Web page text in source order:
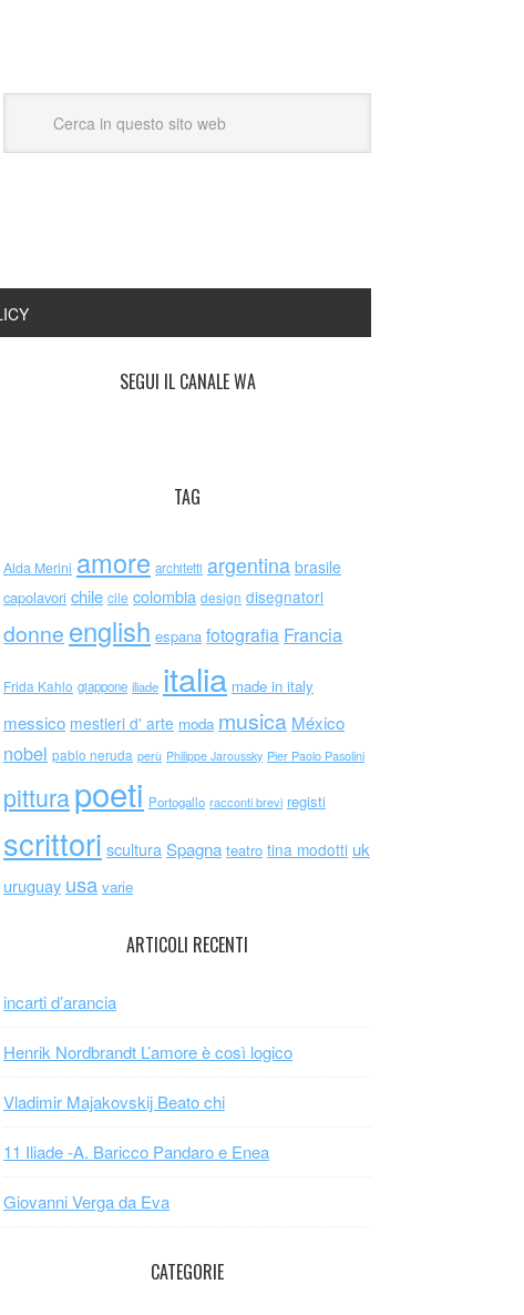
SEGUI IL CANALE WA
TAG
Alda Merini amore architetti argentina brasile
capolavori chile cile colombia design disegnatori
donne english espana fotografia Francia
Frida Kahlo giappone iliade italia made in italy
messico mestieri d' arte moda musica México
nobel pablo neruda perù Philippe Jaroussky Pier Paolo Pasolini
pitturapoeti Portogallo racconti brevi registi
scrittori scultura Spagna teatro tina modotti uk
uruguay usa varie
ARTICOLI RECENTI
incarti d’arancia
Henrik Nordbrandt L’amore è così logico
Vladimir Majakovskij Beato chi
11 Iliade -A. Baricco Pandaro e Enea
Giovanni Verga da Eva
CATEGORIE